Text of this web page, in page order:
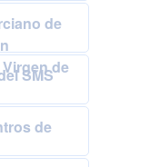
de
de
SMS
de